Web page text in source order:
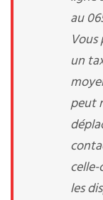
au
un
peut
les